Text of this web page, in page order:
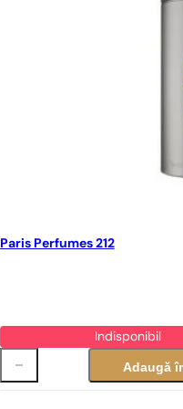
Paris Perfumes 212
Indisponibil
Adaugă